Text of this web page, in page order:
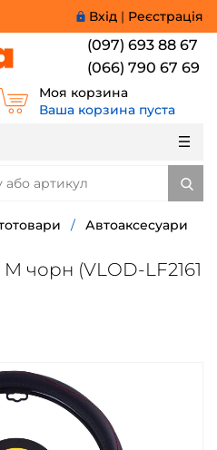
Вхід | Реєстрація
(097) 693 88 67
(066) 790 67 69
Моя корзина
Ваша корзина пуста
/
Автоаксесуари
чорн (VLOD-LF2161